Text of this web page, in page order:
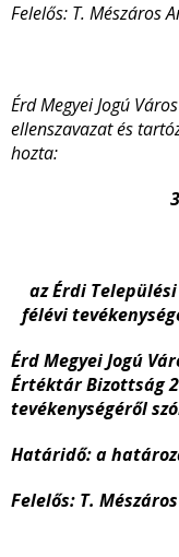
Felelős: T. Mészáros
Érd Megyei Jogú
ellenszavazat és
hozta:
az Érdi
félévi
Érd Megyei Jogú
Értéktár Bizottság
tevékenységéről
Határidő: a
Felelős: T.